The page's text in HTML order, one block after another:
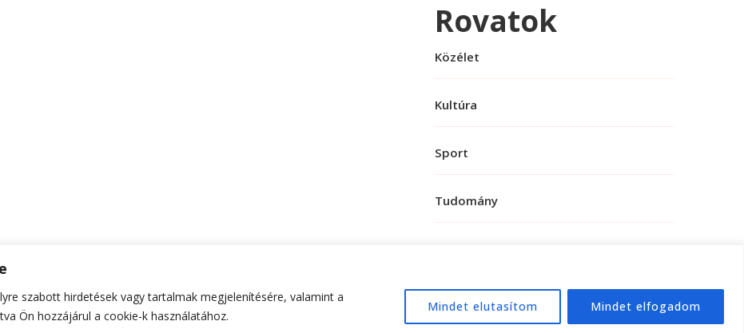
szabott hirdetések vagy tartalmak megjelenítésére, valamint a
Ön hozzájárul a cookie-k használatához.
Mindet elutasítom Mindet elfogadom
Rovatok
Közélet
Kultúra
Sport
Tudomány
Hello Fashion | Fejlesztette WordPress.